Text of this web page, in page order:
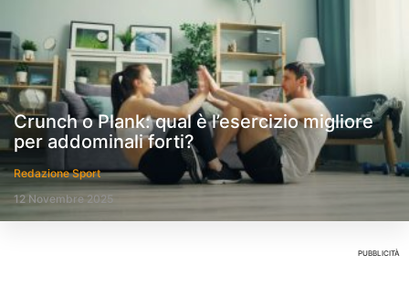
Crunch o Plank: qual è l’esercizio migliore
per addominali forti?
Redazione Sport
12 Novembre 2025
PUBBLICITÀ